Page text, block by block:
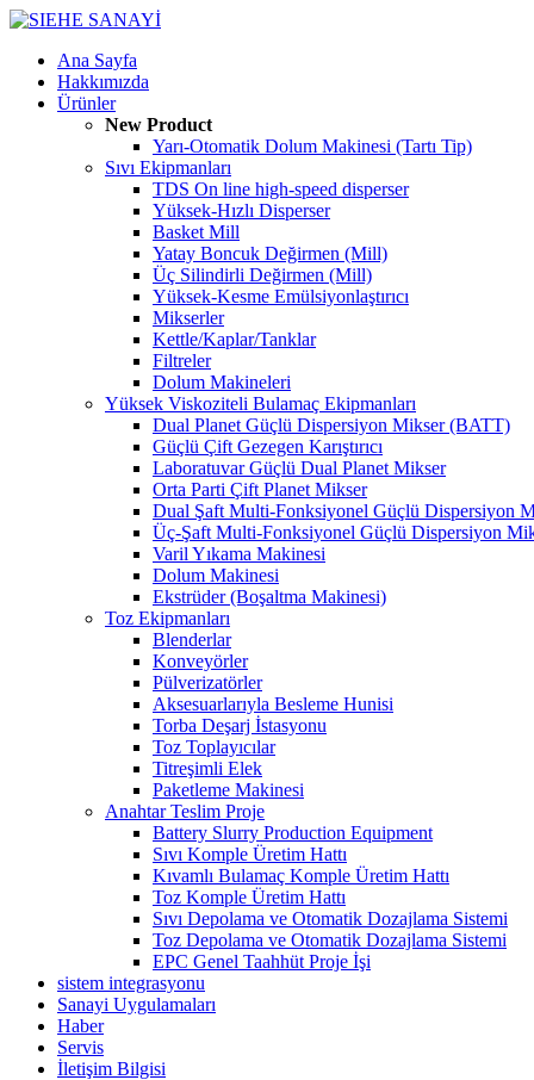
Ana Sayfa
Hakkımızda
Ürünler
New Product
Yarı-Otomatik Dolum Makinesi (Tartı Tip)
Sıvı Ekipmanları
TDS On line high-speed disperser
Yüksek-Hızlı Disperser
Basket Mill
Yatay Boncuk Değirmen (Mill)
Üç Silindirli Değirmen (Mill)
Yüksek-Kesme Emülsiyonlaştırıcı
Mikserler
Kettle/Kaplar/Tanklar
Filtreler
Dolum Makineleri
Yüksek Viskoziteli Bulamaç Ekipmanları
Dual Planet Güçlü Dispersiyon Mikser (BATT)
Güçlü Çift Gezegen Karıştırıcı
Laboratuvar Güçlü Dual Planet Mikser
Orta Parti Çift Planet Mikser
Dual Şaft Multi-Fonksiyonel Güçlü Dispersiyon
Üç-Şaft Multi-Fonksiyonel Güçlü Dispersiyon
Varil Yıkama Makinesi
Dolum Makinesi
Ekstrüder (Boşaltma Makinesi)
Toz Ekipmanları
Blenderlar
Konveyörler
Pülverizatörler
Aksesuarlarıyla Besleme Hunisi
Torba Deşarj İstasyonu
Toz Toplayıcılar
Titreşimli Elek
Paketleme Makinesi
Anahtar Teslim Proje
Battery Slurry Production Equipment
Sıvı Komple Üretim Hattı
Kıvamlı Bulamaç Komple Üretim Hattı
Toz Komple Üretim Hattı
Sıvı Depolama ve Otomatik Dozajlama Sistemi
Toz Depolama ve Otomatik Dozajlama Sistemi
EPC Genel Taahhüt Proje İşi
sistem integrasyonu
Sanayi Uygulamaları
Haber
Servis
İletişim Bilgisi